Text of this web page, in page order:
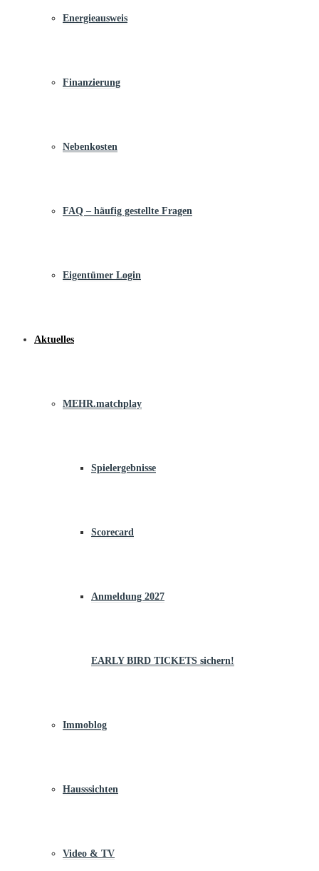
Energieausweis
Finanzierung
Nebenkosten
FAQ – häufig gestellte Fragen
Eigentümer Login
Aktuelles
MEHR.matchplay
Spielergebnisse
Scorecard
Anmeldung 2027
EARLY BIRD TICKETS sichern!
Immoblog
Hausssichten
Video & TV